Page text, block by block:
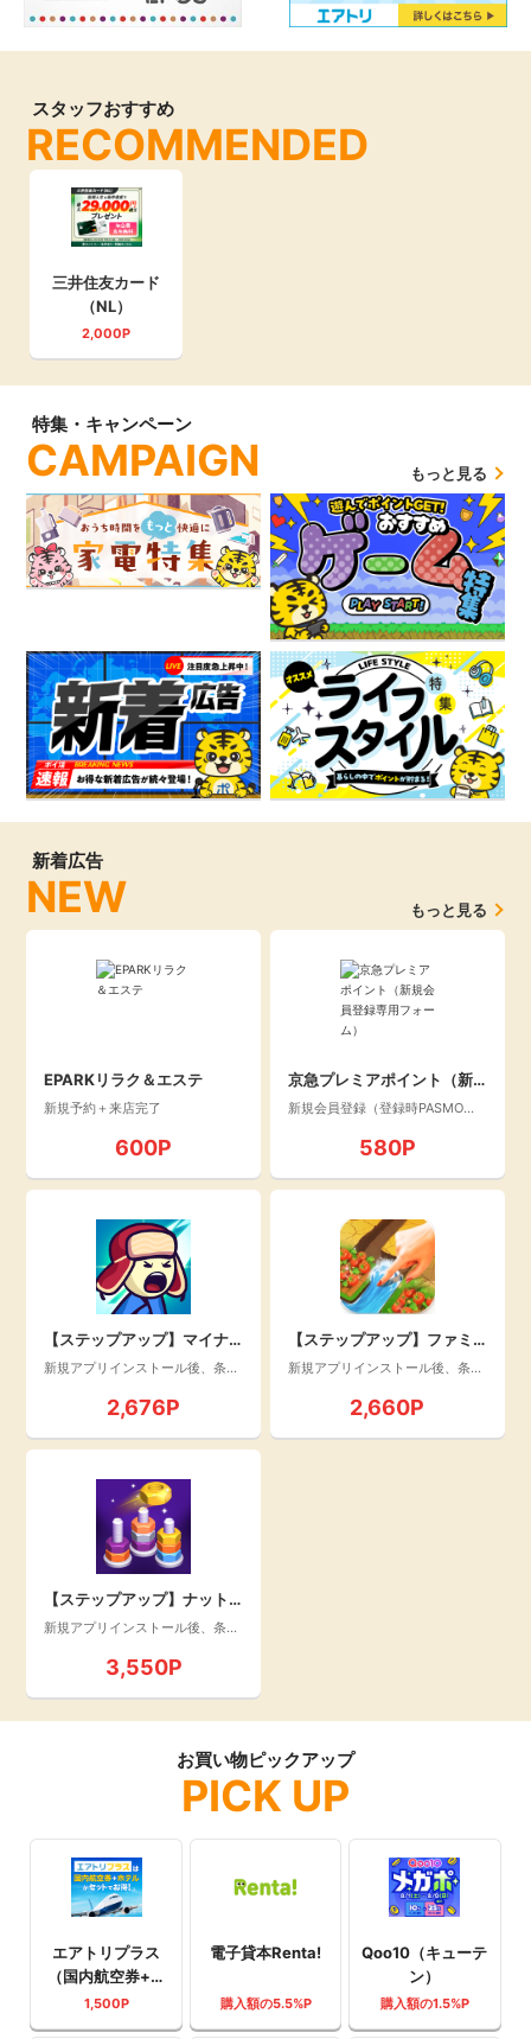
スタッフおすすめ
RECOMMENDED
三井住友カード
（NL）
2,000P
特集・キャンペーン
CAMPAIGN もっと見る
新着広告
NEW もっと見る
EPARKリラク＆エステ
新規予約＋来店完了
600P
京急プレミアポイント（新
規会員登録専用フォーム）
新規会員登録（登録時PASMO番
580P
【ステップアップ】マイナ
ーファイターズ！_30日以内
新規アプリインストール後、条件
2,676P
【ステップアップ】ファミ
リーファームの冒険_20日以
新規アプリインストール後、条件
2,660P
【ステップアップ】ナット
ソートブラスト：カラーパ
0を完了(Android)
新規アプリインストール後、条件
3,550P
お買い物ピックアップ
PICK UP
エアトリプラス
（国内航空券+ホ
テル）
1,500P
電子貸本Renta!
購入額の5.5%P
Qoo10（キューテ
ン）
購入額の1.5%P